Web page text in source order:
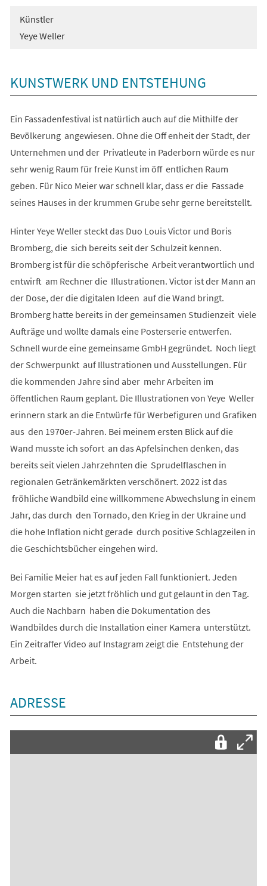
Künstler
Yeye Weller
KUNSTWERK UND ENTSTEHUNG
Ein Fassadenfestival ist natürlich auch auf die Mithilfe der
Bevölkerung angewiesen. Ohne die Off enheit der Stadt, der
Unternehmen und der Privatleute in Paderborn würde es nur
sehr wenig Raum für freie Kunst im öff entlichen Raum
geben. Für Nico Meier war schnell klar, dass er die Fassade
seines Hauses in der krummen Grube sehr gerne bereitstellt.
Hinter Yeye Weller steckt das Duo Louis Victor und Boris
Bromberg, die sich bereits seit der Schulzeit kennen.
Bromberg ist für die schöpferische Arbeit verantwortlich und
entwirft am Rechner die Illustrationen. Victor ist der Mann an
der Dose, der die digitalen Ideen auf die Wand bringt.
Bromberg hatte bereits in der gemeinsamen Studienzeit viele
Aufträge und wollte damals eine Posterserie entwerfen.
Schnell wurde eine gemeinsame GmbH gegründet. Noch liegt
der Schwerpunkt auf Illustrationen und Ausstellungen. Für
die kommenden Jahre sind aber mehr Arbeiten im
öffentlichen Raum geplant. Die Illustrationen von Yeye Weller
erinnern stark an die Entwürfe für Werbefiguren und Grafiken
aus den 1970er-Jahren. Bei meinem ersten Blick auf die
Wand musste ich sofort an das Apfelsinchen denken, das
bereits seit vielen Jahrzehnten die Sprudelflaschen in
regionalen Getränkemärkten verschönert. 2022 ist das
fröhliche Wandbild eine willkommene Abwechslung in einem
Jahr, das durch den Tornado, den Krieg in der Ukraine und
die hohe Inflation nicht gerade durch positive Schlagzeilen in
die Geschichtsbücher eingehen wird.
Bei Familie Meier hat es auf jeden Fall funktioniert. Jeden
Morgen starten sie jetzt fröhlich und gut gelaunt in den Tag.
Auch die Nachbarn haben die Dokumentation des
Wandbildes durch die Installation einer Kamera unterstützt.
Ein Zeitraffer Video auf Instagram zeigt die Entstehung der
Arbeit.
ADRESSE